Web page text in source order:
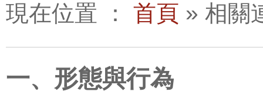
現在位置 ： 首頁 » 相關
一、形態與行為